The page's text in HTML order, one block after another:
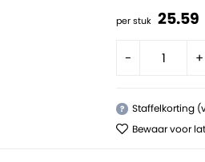
per stuk 25.59
- +
? Staffelkorting
Bewaar voor